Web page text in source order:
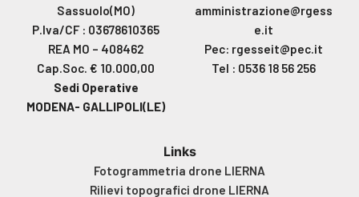
Sassuolo(MO)
P.Iva/CF : 03678610365
REA MO – 408462
Cap.Soc. € 10.000,00
Sedi Operative
MODENA- GALLIPOLI(LE)
amministrazione@rgess
e.it
Pec: rgesseit@pec.it
Tel : 0536 18 56 256
Links
Fotogrammetria drone LIERNA
Rilievi topografici drone LIERNA